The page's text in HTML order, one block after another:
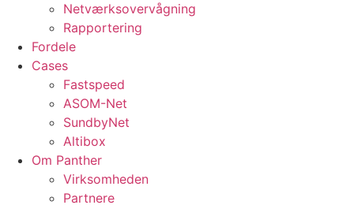
Netværksovervågning
Rapportering
Fordele
Cases
Fastspeed
ASOM-Net
SundbyNet
Altibox
Om Panther
Virksomheden
Partnere